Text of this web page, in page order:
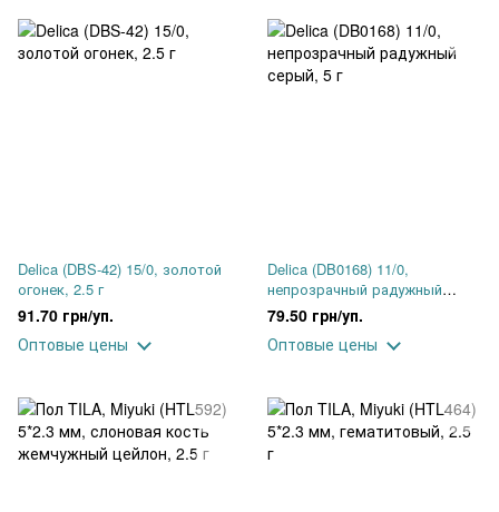
Delica (DBS-42) 15/0, золотой
огонек, 2.5 г
91.70 грн/уп.
Оптовые цены
Delica (DB0168) 11/0,
непрозрачный радужный
серый, 5 г
79.50 грн/уп.
Оптовые цены